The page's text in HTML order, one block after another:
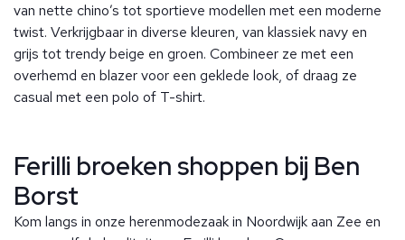
van nette chino’s tot sportieve modellen met een moderne
twist. Verkrijgbaar in diverse kleuren, van klassiek navy en
grijs tot trendy beige en groen. Combineer ze met een
overhemd en blazer voor een geklede look, of draag ze
casual met een polo of T-shirt.
Ferilli broeken shoppen bij Ben
Borst
Kom langs in onze herenmodezaak in Noordwijk aan Zee en